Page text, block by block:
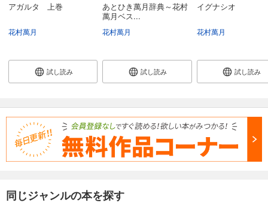
アガルタ 上巻
花村萬月
試し読み
あとひき萬月辞典～花村
萬月ベス...
花村萬月
試し読み
イグナシオ
花村萬月
試し読み
同じジャンルの本を探す